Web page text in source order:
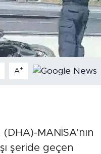
A+
MANİSA'nın
şeride geçen